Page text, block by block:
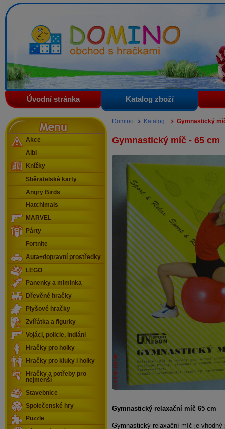
Domino - obchod s hračkami
Úvodní stránka Katalog zboží
Domino Katalog Gymnastický
Gymnastický míč - 65 cm
Gymnastický relaxační míč 65 cm
Gymnastický relaxační míč je vhodný
Menu
Akce
Albi
Knížky
Sběratelské karty
Angry Birds
Hatchimals
MARVEL
Párty
Fortnite
Auta+dopravní prostředky
LEGO
Panenky a miminka
Dřevěné hračky
Plyšové hračky
Zvířátka a figurky
Vojáci, policie, indiáni
Hračky pro holky
Hračky pro kluky i holky
Hračky a potřeby pro
nejmenší
Stavebnice
Společenské hry
Puzzle